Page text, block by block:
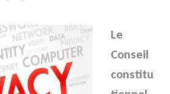
Le
Conseil
constitu